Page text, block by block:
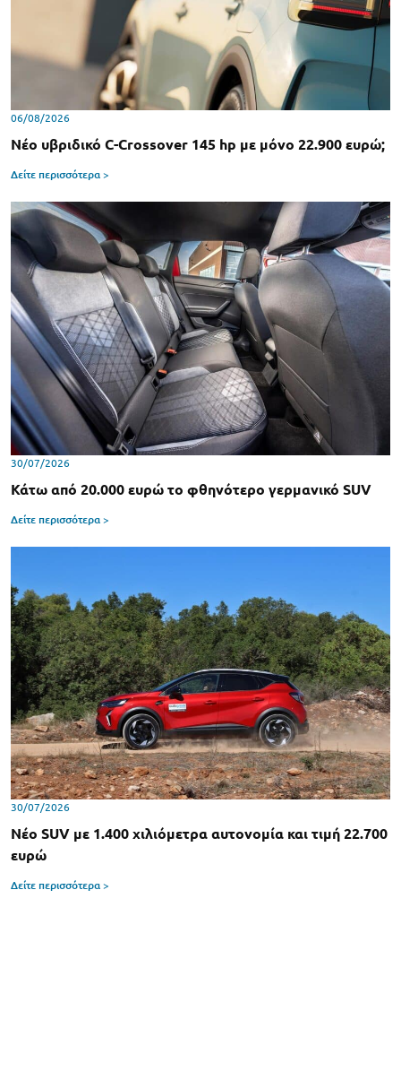
06/08/2026
Νέο υβριδικό C-Crossover 145 hp με μόνο 22.900 ευρώ;
Δείτε περισσότερα >
30/07/2026
Κάτω από 20.000 ευρώ το φθηνότερο γερμανικό SUV
Δείτε περισσότερα >
30/07/2026
Νέο SUV με 1.400 χιλιόμετρα αυτονομία και τιμή 22.700
ευρώ
Δείτε περισσότερα >